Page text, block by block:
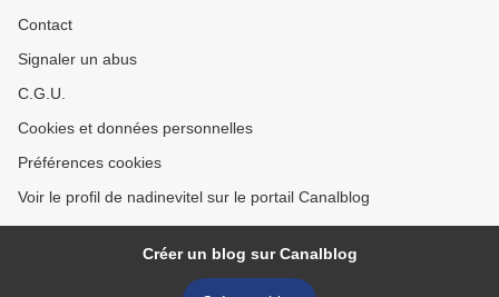
Contact
Signaler un abus
C.G.U.
Cookies et données personnelles
Préférences cookies
Voir le profil de nadinevitel sur le portail Canalblog
Créer un blog sur Canalblog